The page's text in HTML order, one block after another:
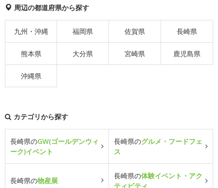
周辺の都道府県から探す
九州・沖縄 福岡県 佐賀県 長崎県
熊本県 大分県 宮崎県 鹿児島県
沖縄県
カテゴリから探す
長崎県のGW(ゴールデンウィ
ーク)イベント
長崎県のグルメ・フードフェ
ス
長崎県の物産展
長崎県の体験イベント・アク
ティビティ